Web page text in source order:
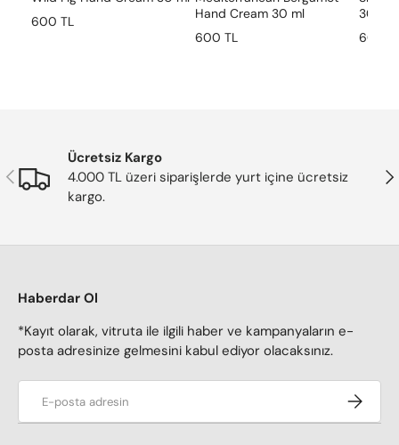
600 TL
Hand Cream 30 ml
600 TL
30 ml
600
Önceki
Ücretsiz Kargo
4.000 TL üzeri siparişlerde yurt içine ücretsiz
kargo.
Haberdar Ol
*Kayıt olarak, vitruta ile ilgili haber ve kampanyaların e-
posta adresinize gelmesini kabul ediyor olacaksınız.
Kaydol